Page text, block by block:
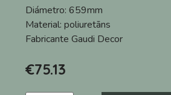
Diámetro: 659mm
Material: poliuretāns
Fabricante Gaudi Decor
€75.13